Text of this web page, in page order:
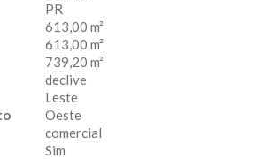
PR
613,00 m²
613,00 m²
739,20 m²
declive
Leste
Oeste
comercial
Sim